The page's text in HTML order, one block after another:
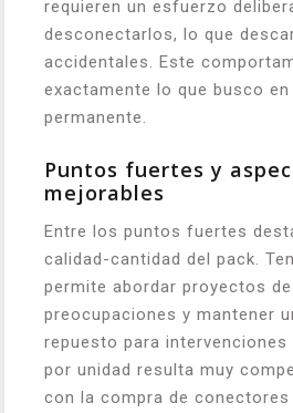
requieren un esfuerzo
desconectarlos, lo que
accidentales. Este
exactamente lo que busco
permanente.
Puntos fuertes y
mejorables
Entre los puntos fuertes
calidad-cantidad del pack.
permite abordar proyectos
preocupaciones y mantener
repuesto para
por unidad resulta muy
con la compra de